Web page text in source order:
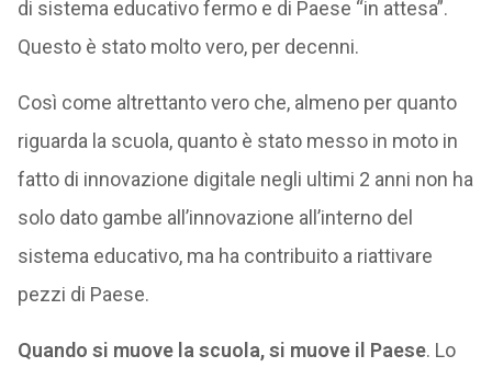
di sistema educativo fermo e di Paese “in attesa”.
Questo è stato molto vero, per decenni.
Così come altrettanto vero che, almeno per quanto
riguarda la scuola, quanto è stato messo in moto in
fatto di innovazione digitale negli ultimi 2 anni non ha
solo dato gambe all’innovazione all’interno del
sistema educativo, ma ha contribuito a riattivare
pezzi di Paese.
Quando si muove la scuola, si muove il Paese. Lo